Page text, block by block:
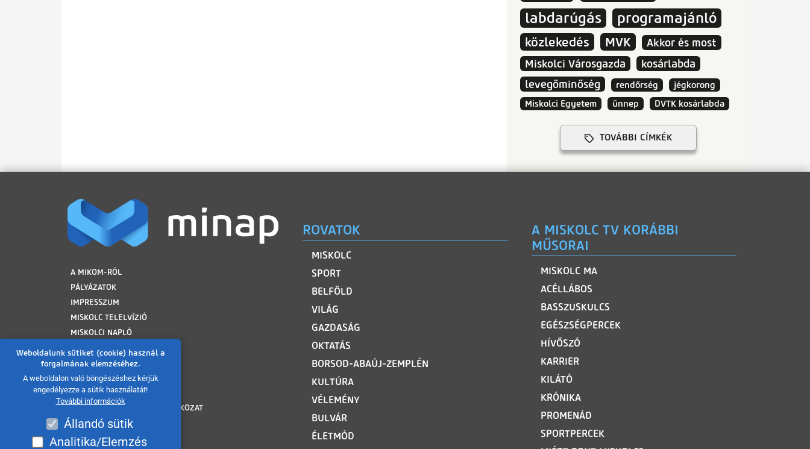
Weboldalunk sütiket (cookie) használ a
forgalmának elemzéséhez.
A weboldalon való böngészéshez kérjük
engedélyezze a sütik használatát!
További információk
Állandó sütik
Analitika/Elemzés
labdarúgás programajánló
közlekedés MVK
Akkor és most
Miskolci Városgazda
kosárlabda
levegőminőség
rendőrség
jégkorong
Miskolci Egyetem
ünnep DVTK kosárlabda
TOVÁBBI CÍMKÉK
LÁBLÉC
A MIKOM-RÓL
PÁLYÁZATOK
IMPRESSZUM
MISKOLC TELELVÍZIÓ
MISKOLCI NAPLÓ
FELHASZNÁLÁSI FELTÉTELEK
ADATVÉDELMI TÁJÉKOZTATÓ
SÜTI TÁJÉKOZTATÓ
AKADÁLYMENTESÍTÉSI NYILATKOZAT
KÖZÉRDEKŰ ADATOK
KÖZADATKERESŐ
ROVATOK
MISKOLC
SPORT
BELFÖLD
VILÁG
GAZDASÁG
OKTATÁS
BORSOD-ABAÚJ-ZEMPLÉN
KULTÚRA
VÉLEMÉNY
BULVÁR
ÉLETMÓD
A MISKOLC TV KORÁBBI
MŰSORAI
MISKOLC MA
ACÉLLÁBOS
BASSZUSKULCS
EGÉSZSÉGPERCEK
HÍVŐSZÓ
KARRIER
KILÁTÓ
KRÓNIKA
PROMENÁD
SPORTPERCEK